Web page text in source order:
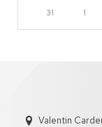
31
1
Valentin